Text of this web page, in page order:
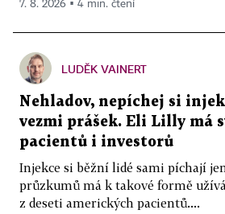
7. 8. 2026 ▪ 4 min. čtení
LUDĚK VAINERT
Nehladov, nepíchej si
vezmi prášek. Eli Lilly má
pacientů i investorů
Injekce si běžní lidé sami píchají
průzkumů má k takové formě
z deseti amerických pacientů....